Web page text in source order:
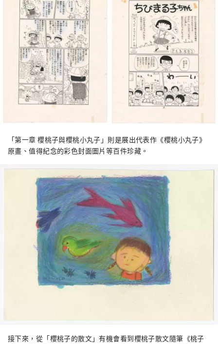
「第一章 櫻桃子與櫻桃小丸子」則是展出代表作《櫻桃小丸子》
原畫、值得紀念的彩色封面圖片等百件珍藏。
接下來，從「櫻桃子的散文」有機會看到櫻桃子散文隨筆《桃子